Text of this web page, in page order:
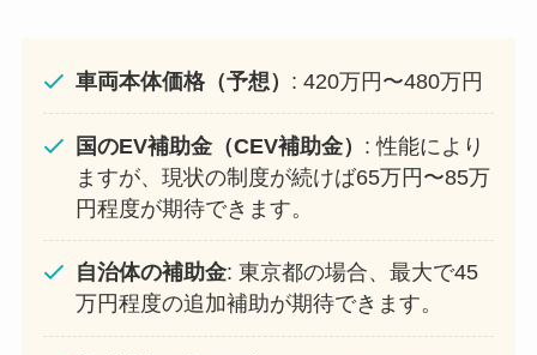
車両本体価格（予想） : 420万円〜480万円
国のEV補助金（CEV補助金） : 性能により
ますが、現状の制度が続けば65万円〜85万
円程度が期待できます。
自治体の補助金: 東京都の場合、最大で45
万円程度の追加補助が期待できます。